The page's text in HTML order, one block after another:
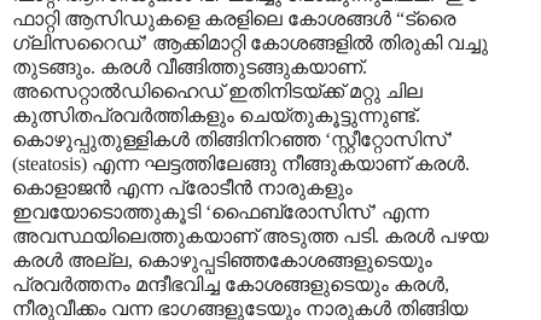
ഫാറ്റി ആസിഡുകളെ കരളിലെ കോശങ്ങൾ “ട്രൈ
ഗ്ലിസറൈഡ്’ ആക്കിമാറ്റി കോശങ്ങളിൽ തിരുകി വച്ചു
തുടങ്ങും. കരൾ വീങ്ങിത്തുടങ്ങുകയാണ്.
അസെറ്റാൽഡിഹൈഡ് ഇതിനിടയ്ക്ക് മറ്റു ചില
കുത്സിതപ്രവർത്തികളും ചെയ്തുകൂട്ടുന്നുണ്ട്.
കൊഴുപ്പുതുള്ളികൾ തിങ്ങിനിറഞ്ഞ ‘സ്റ്റീറ്റോസിസ്’
(steatosis) എന്ന ഘട്ടത്തിലേങ്ങു നീങ്ങുകയാണ് കരൾ.
കൊളാജൻ എന്ന പ്രോടീൻ നാരുകളും
ഇവയോടൊത്തുകൂടി ‘ഫൈബ്രോസിസ്’ എന്ന
അവസ്ഥയിലെത്തുകയാണ് അടുത്ത പടി. കരൾ പഴയ
കരൾ അല്ല, കൊഴുപ്പടിഞ്ഞകോശങ്ങളുടെയും
പ്രവർത്തനം മന്ദീഭവിച്ച കോശങ്ങളുടെയും കരൾ,
നീരുവീക്കം വന്ന ഭാഗങ്ങളുടേയും നാരുകൾ തിങ്ങിയ